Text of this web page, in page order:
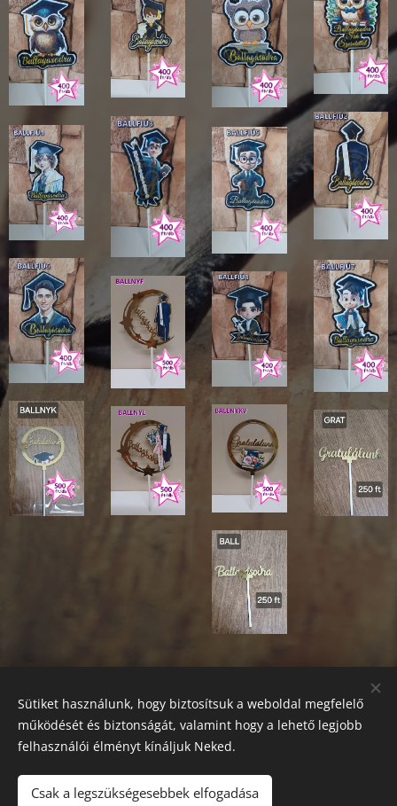
Tel.:+36309476005
Sütiket használunk, hogy biztosítsuk a weboldal megfelelő
működését és biztonságát, valamint hogy a lehető legjobb
felhasználói élményt kínáljuk Neked.
Csak a legszükségesebbek elfogadása